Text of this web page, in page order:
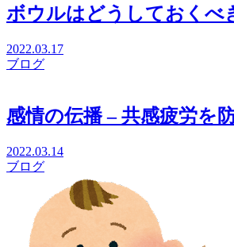
ボウルはどうしておくべ
2022.03.17
ブログ
感情の伝播 – 共感疲労を
2022.03.14
ブログ